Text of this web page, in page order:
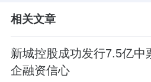
相关文章
新城控股成功发行7.5亿中
企融资信心